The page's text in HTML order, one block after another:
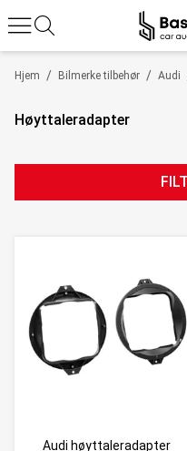
/
Hjem /
Bilmerke tilbehør Audi
Høyttaleradapter
NOK -
Nullstill
Audi høyttaleradapter